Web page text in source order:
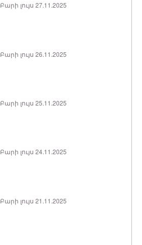
Բարի լույս 27.11.2025
Բարի լույս 26.11.2025
Բարի լույս 25.11.2025
Բարի լույս 24.11.2025
Բարի լույս 21.11.2025